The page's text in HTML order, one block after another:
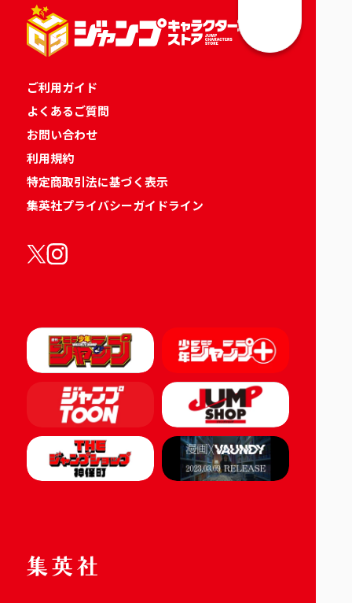
ご利用ガイド
よくあるご質問
お問い合わせ
利用規約
特定商取引法に基づく表示
集英社プライバシーガイドライン